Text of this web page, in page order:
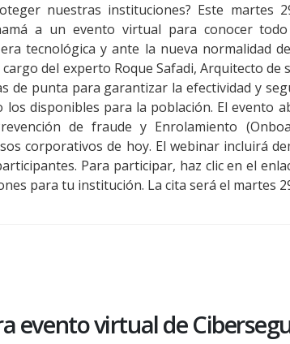
nuestras instituciones? Este martes
a un evento virtual para conocer
tecnológica y ante la nueva normalidad
del experto Roque Safadi, Arquitecto de
de punta para garantizar la efectividad y
disponibles para la población. El evento
de fraude y Enrolamiento
corporativos de hoy. El webinar incluirá
Para participar, haz clic en el
para tu institución. La cita será el martes
evento virtual de